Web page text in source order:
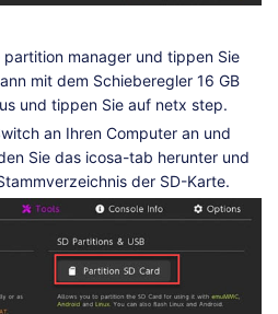
manager und tippen Sie
mit dem Schieberegler 16 GB
und tippen Sie auf netx step.
an Ihren Computer an und
Sie das icosa-tab herunter und
der SD-Karte.